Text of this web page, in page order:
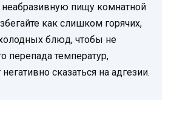
пищу комнатной
как слишком горячих,
блюд, чтобы не
перепада температур,
сказаться на адгезии.